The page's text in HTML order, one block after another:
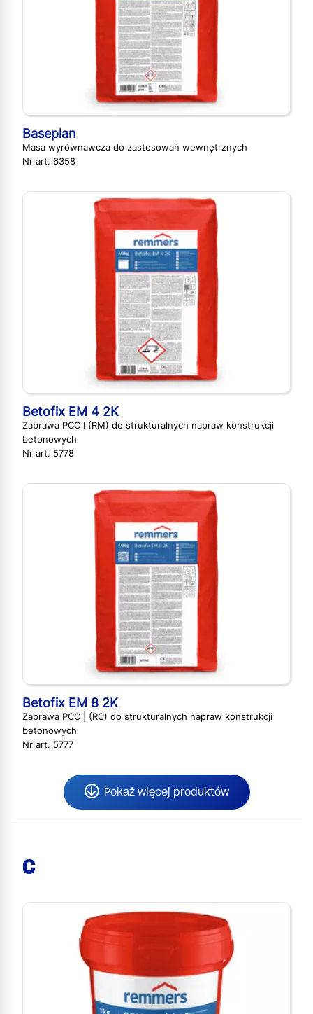
Baseplan
Masa wyrównawcza do zastosowań wewnętrznych
Nr art. 6358
Betofix EM 4 2K
Zaprawa PCC I (RM) do strukturalnych napraw konstrukcji
betonowych
Nr art. 5778
Betofix EM 8 2K
Zaprawa PCC | (RC) do strukturalnych napraw konstrukcji
betonowych
Nr art. 5777
Pokaż więcej produktów
C